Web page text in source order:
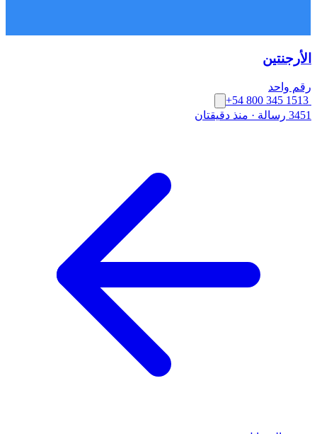
الأرجنتين
رقم واحد
+54 800 345 1513
3451 رسالة
· منذ دقيقتان